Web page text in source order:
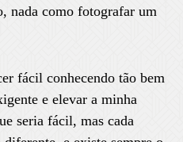
nada como fotografar um
fácil conhecendo tão bem
e elevar a minha
seria fácil, mas cada